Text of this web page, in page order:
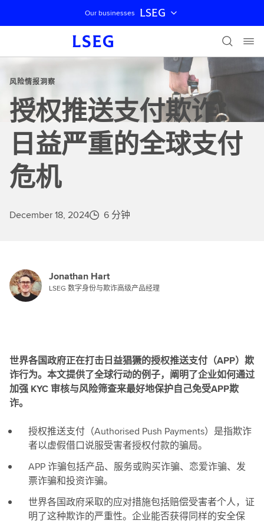
跳过导航
Our businesses LSEG
风险情报洞察
授权推送支付欺诈：
日益严重的全球支付
危机
December 18, 2024 6 分钟
Jonathan Hart
LSEG 数字身份与欺诈高级产品经理
世界各国政府正在打击日益猖獗的授权推送支付（APP）欺
诈行为。本文提供了全球行动的例子，阐明了企业如何通过
加强 KYC 审核与风险筛查来最好地保护自己免受APP欺
诈。
授权推送支付（Authorised Push Payments）是指欺诈
者以虚假借口说服受害者授权付款的骗局。
APP 诈骗包括产品、服务或购买诈骗、恋爱诈骗、发
票诈骗和投资诈骗。
世界各国政府采取的应对措施包括赔偿受害者个人，证
明了这种欺诈的严重性。企业能否获得同样的安全保